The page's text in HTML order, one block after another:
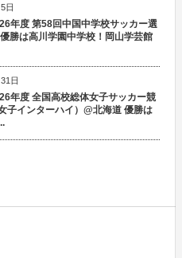
日
年度 第58回中国中学校サッカー選
勝は高川学園中学校！岡山学芸館
日
年度 全国高校総体女子サッカー競
子インターハイ）@北海道 優勝は